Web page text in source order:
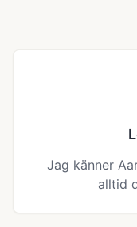
Jag känner
alltid